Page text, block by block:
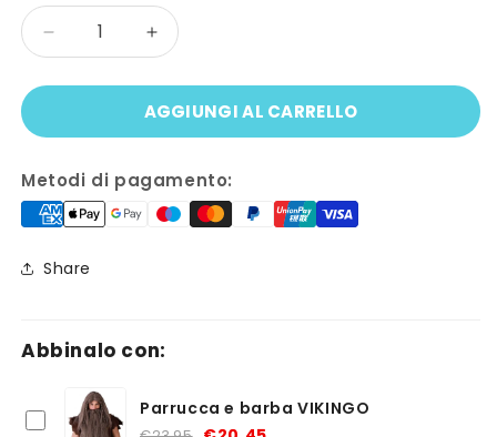
non
disponibile
Quantità
Diminuisci
quantità
per
UOMO
CAVERNE
Aumenta
quantità
per
Costume
UOMO
CAVERNE
AGGIUNGI AL CARRELLO
Metodi di pagamento:
Share
Abbinalo con:
Parrucca e barba VIKINGO